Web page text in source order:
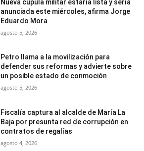
Nueva cúpula militar estaría lista y sería
anunciada este miércoles, afirma Jorge
Eduardo Mora
agosto 5, 2026
Petro llama a la movilización para
defender sus reformas y advierte sobre
un posible estado de conmoción
agosto 5, 2026
Fiscalía captura al alcalde de María La
Baja por presunta red de corrupción en
contratos de regalías
agosto 4, 2026